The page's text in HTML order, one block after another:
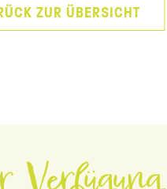
ZUR ÜBERSICHT